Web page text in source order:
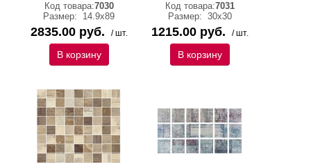
Код товара:7030
Размер:
14.9х89
2835.00 руб. / шт.
В корзину
Код товара:7031
Размер: 30х30
1215.00 руб. / шт.
В корзину